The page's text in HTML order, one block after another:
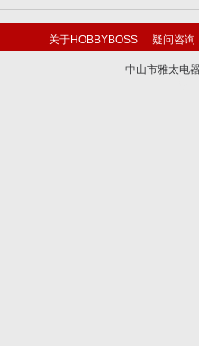
关于HOBBYBOSS 疑问咨询
中山市雅太电